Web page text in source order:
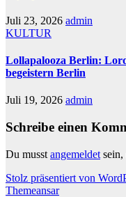
Juli 23, 2026 admin
KULTUR
Lollapalooza Berlin:
begeistern Berlin
Juli 19, 2026 admin
Schreibe einen
Du musst angemeldet sein,
Stolz präsentiert von
Themeansar